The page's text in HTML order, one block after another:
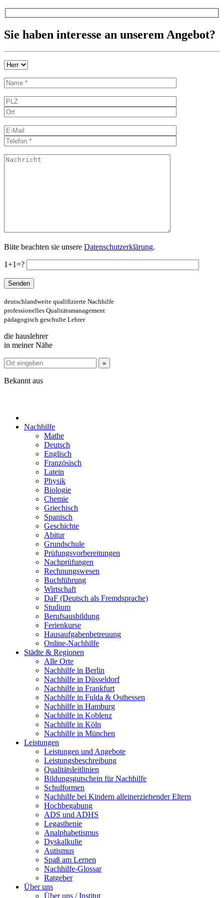
Sie haben interesse an unserem Angebot?
Biite beachten sie unsere Datenschutzerklärung.
1+1=?
deutschlandweite qualifizierte Nachhilfe
professionelles Qualitätsmanagement
pädagogisch geschulte Lehrer
die hauslehrer
in meiner Nähe
Bekannt aus
Nachhilfe
Mathe
Deutsch
Englisch
Französisch
Latein
Physik
Biologie
Chemie
Griechisch
Spanisch
Geschichte
Abitur
Grundschule
Prüfungsvorbereitungen
Nachprüfungen
Rechnungswesen
Buchführung
Wirtschaft
DaF (Deutsch als Fremdsprache)
Studium
Berufsausbildung
Ferienkurse
Hausaufgabenbetreuung
Online-Nachhilfe
Städte & Regionen
Alle Orte
Nachhilfe in Berlin
Nachhilfe in Düsseldorf
Nachhilfe in Frankfurt
Nachhilfe in Fulda & Osthessen
Nachhilfe in Hamburg
Nachhilfe in Koblenz
Nachhilfe in Köln
Nachhilfe in München
Leistungen
Leistungen und Angebote
Leistungsbeschreibung
Qualitätsleitlinien
Bildungsgutschein für Nachhilfe
Schulformen
Nachhilfe bei Kindern alleinerziehender Eltern
Hochbegabung
ADS und ADHS
Legasthenie
Analphabetismus
Dyskalkulie
Autismus
Spaß am Lernen
Nachhilfe-Glossar
Ratgeber
Über uns
Über uns / Institut